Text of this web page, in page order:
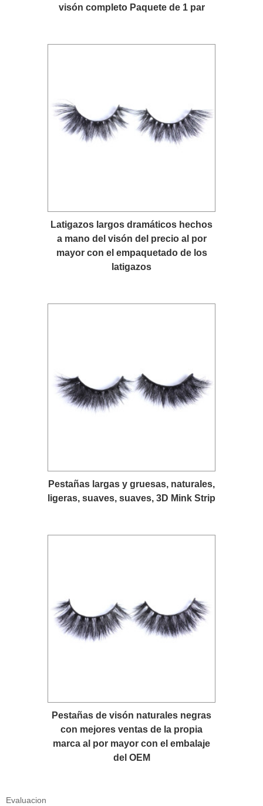
visón completo Paquete de 1 par
Latigazos largos dramáticos hechos
a mano del visón del precio al por
mayor con el empaquetado de los
latigazos
Pestañas largas y gruesas, naturales,
ligeras, suaves, suaves, 3D Mink Strip
Pestañas de visón naturales negras
con mejores ventas de la propia
marca al por mayor con el embalaje
del OEM
Evaluacion